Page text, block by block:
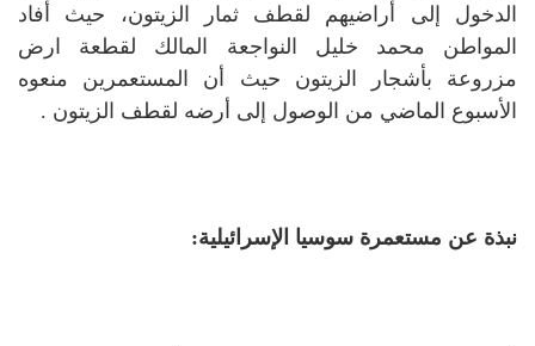
الدخول إلى أراضيهم لقطف ثمار الزيتون، حيث أفاد
المواطن محمد خليل النواجعة المالك لقطعة ارض
مزروعة بأشجار الزيتون حيث أن المستعمرين منعوه
الأسبوع الماضي من الوصول إلى أرضه لقطف الزيتون .
نبذة عن مستعمرة سوسيا الإسرائيلية: